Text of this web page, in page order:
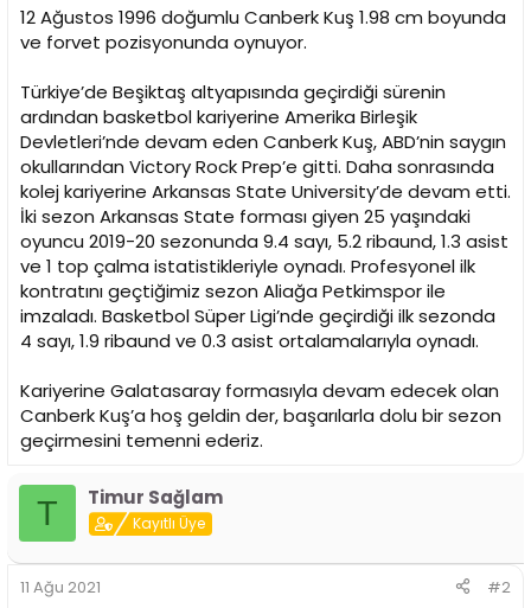
n
h
i
12 Ağustos 1996 doğumlu Canberk Kuş 1.98 cm boyunda
ve forvet pozisyonunda oynuyor.
Türkiye’de Beşiktaş altyapısında geçirdiği sürenin
ardından basketbol kariyerine Amerika Birleşik
Devletleri’nde devam eden Canberk Kuş, ABD’nin saygın
okullarından Victory Rock Prep’e gitti. Daha sonrasında
kolej kariyerine Arkansas State University’de devam etti.
İki sezon Arkansas State forması giyen 25 yaşındaki
oyuncu 2019-20 sezonunda 9.4 sayı, 5.2 ribaund, 1.3 asist
ve 1 top çalma istatistikleriyle oynadı. Profesyonel ilk
kontratını geçtiğimiz sezon Aliağa Petkimspor ile
imzaladı. Basketbol Süper Ligi’nde geçirdiği ilk sezonda
4 sayı, 1.9 ribaund ve 0.3 asist ortalamalarıyla oynadı.
Kariyerine Galatasaray formasıyla devam edecek olan
Canberk Kuş’a hoş geldin der, başarılarla dolu bir sezon
geçirmesini temenni ederiz.
T Timur Sağlam
Kayıtlı Üye
11 Ağu 2021 #2